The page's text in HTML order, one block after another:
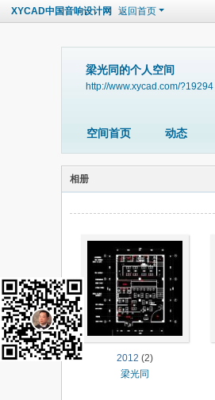
XYCAD中国音响设计网 返回首页
梁光同的个人空间
http://www.xycad.com/?19294
空间首页 动态
相册
2012 (2)
梁光同